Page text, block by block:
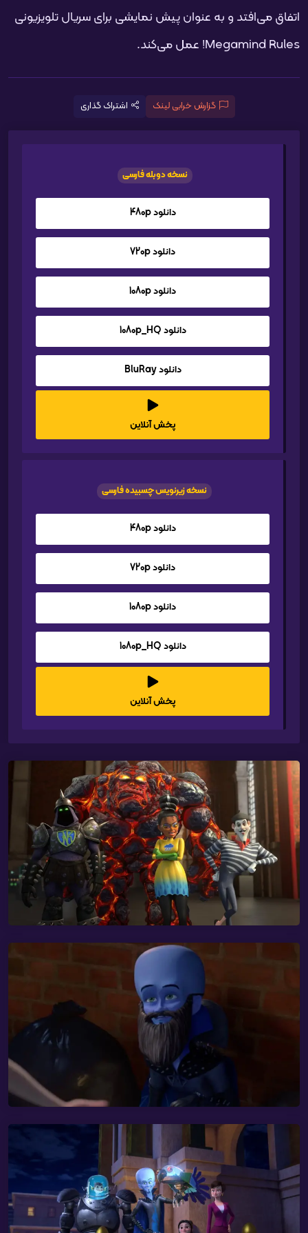
اتفاق می‌افتد و به عنوان پیش نمایشی برای سریال تلویزیونی
Megamind Rules! عمل می‌کند.
گزارش خرابی لینک اشتراک گذاری
نسخه دوبله فارسی
دانلود 480p
دانلود 720p
دانلود 1080p
دانلود 1080p_HQ
دانلود BluRay
پخش آنلاین
نسخه زیرنویس چسبیده فارسی
دانلود 480p
دانلود 720p
دانلود 1080p
دانلود 1080p_HQ
پخش آنلاین